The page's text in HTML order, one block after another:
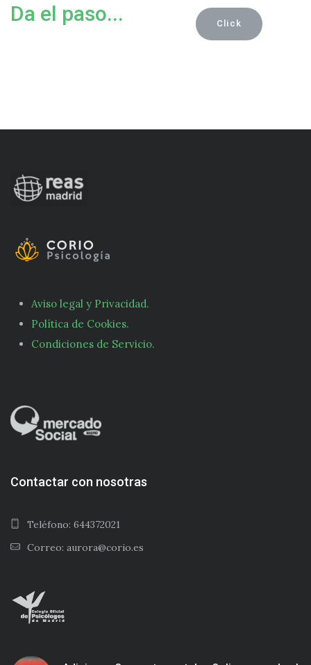
Da el paso... Click
Aviso legal y Privacidad.
Política de Cookies.
Condiciones de Servicio.
Contactar con nosotras
Teléfono: 644372021
Correo: aurora@corio.es